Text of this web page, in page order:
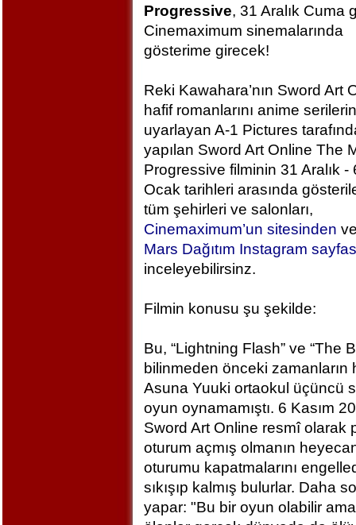
Progressive, 31 Aralık Cuma
Cinemaximum sinemalarında
gösterime girecek!
Reki Kawahara’nın Sword Art
hafif romanlarını anime
uyarlayan A-1 Pictures
yapılan Sword Art Online The
Progressive filminin 31 Aralık -
Ocak tarihleri arasında
tüm şehirleri ve salonları,
Cinemaximum’un sitesinden
Mars Dağıtım Instagram
inceleyebilirsinz.
Filmin konusu şu şekilde:
Bu, “Lightning Flash” ve “The
bilinmeden önceki zamanların
Asuna Yuuki ortaokul üçüncü
oyun oynamamıştı. 6 Kasım
Sword Art Online resmî olarak
oturum açmış olmanın
oturumu kapatmalarını
sıkışıp kalmış bulurlar. Daha
yapar: "Bu bir oyun olabilir